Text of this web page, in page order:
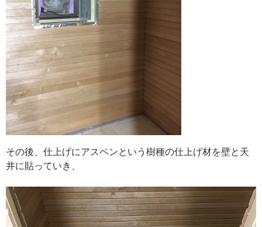
その後、仕上げにアスペンという樹種の仕上げ材を壁と天
井に貼っていき、